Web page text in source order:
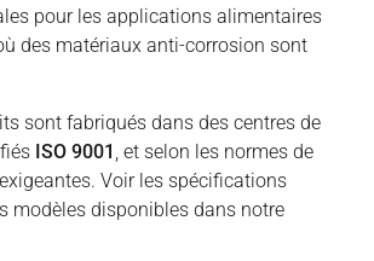
pour les applications alimentaires
des matériaux anti-corrosion sont
sont fabriqués dans des centres de
ISO 9001 , et selon les normes de
Voir les spécifications
modèles disponibles dans notre